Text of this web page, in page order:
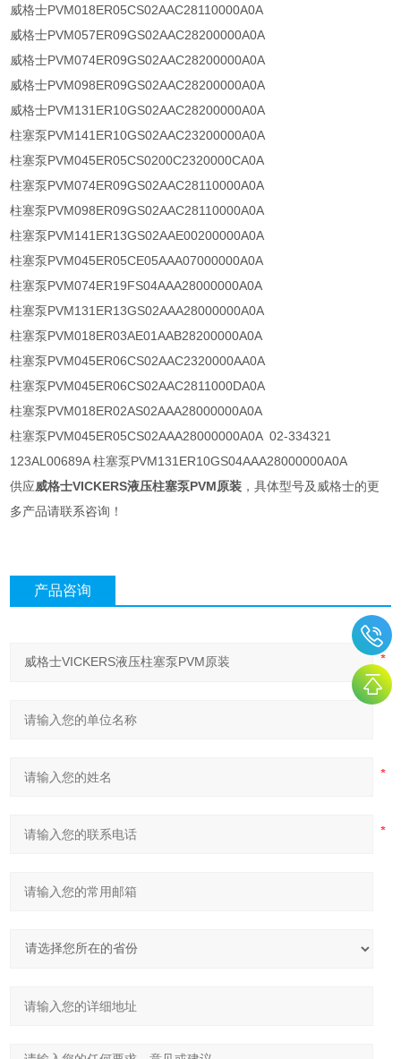
威格士PVM018ER05CS02AAC28110000A0A
威格士PVM057ER09GS02AAC28200000A0A
威格士PVM074ER09GS02AAC28200000A0A
威格士PVM098ER09GS02AAC28200000A0A
威格士PVM131ER10GS02AAC28200000A0A
柱塞泵PVM141ER10GS02AAC23200000A0A
柱塞泵PVM045ER05CS0200C2320000CA0A
柱塞泵PVM074ER09GS02AAC28110000A0A
柱塞泵PVM098ER09GS02AAC28110000A0A
柱塞泵PVM141ER13GS02AAE00200000A0A
柱塞泵PVM045ER05CE05AAA07000000A0A
柱塞泵PVM074ER19FS04AAA28000000A0A
柱塞泵PVM131ER13GS02AAA28000000A0A
柱塞泵PVM018ER03AE01AAB28200000A0A
柱塞泵PVM045ER06CS02AAC2320000AA0A
柱塞泵PVM045ER06CS02AAC2811000DA0A
柱塞泵PVM018ER02AS02AAA28000000A0A
柱塞泵PVM045ER05CS02AAA28000000A0A 02-334321
123AL00689A 柱塞泵PVM131ER10GS04AAA28000000A0A
供应威格士VICKERS液压柱塞泵PVM原装 ，具体型号及威格士的更
多产品请联系咨询！
产品咨询